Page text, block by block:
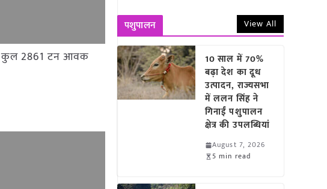
में कुल 2861 टन आवक
पशुपालन View All
10 साल में 70%
बढ़ा देश का दूध
उत्पादन, राज्यसभा
में ललन सिंह ने
गिनाईं पशुपालन
क्षेत्र की उपलब्धियां
August 7, 2026
5 min read